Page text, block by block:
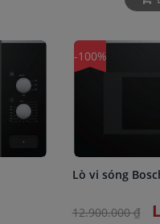
-100%
Lò vi sóng
12.900.000 ₫